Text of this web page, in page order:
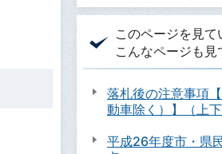
このページを見て
こんなページも見
落札後の注意事項
動車除く）】（上下
平成26年度市・県